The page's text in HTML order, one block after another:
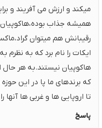
میکند و ارزش می آفریند و
همیشه جذاب
رقیبانش هم میتوان
ایکات را نام برد که به نظرم
هاکوپیان نیستند.به هر حال
که برندهای ما پا در این حوزه
تا اروپایی ها و غربی ها آنها
پاسخ